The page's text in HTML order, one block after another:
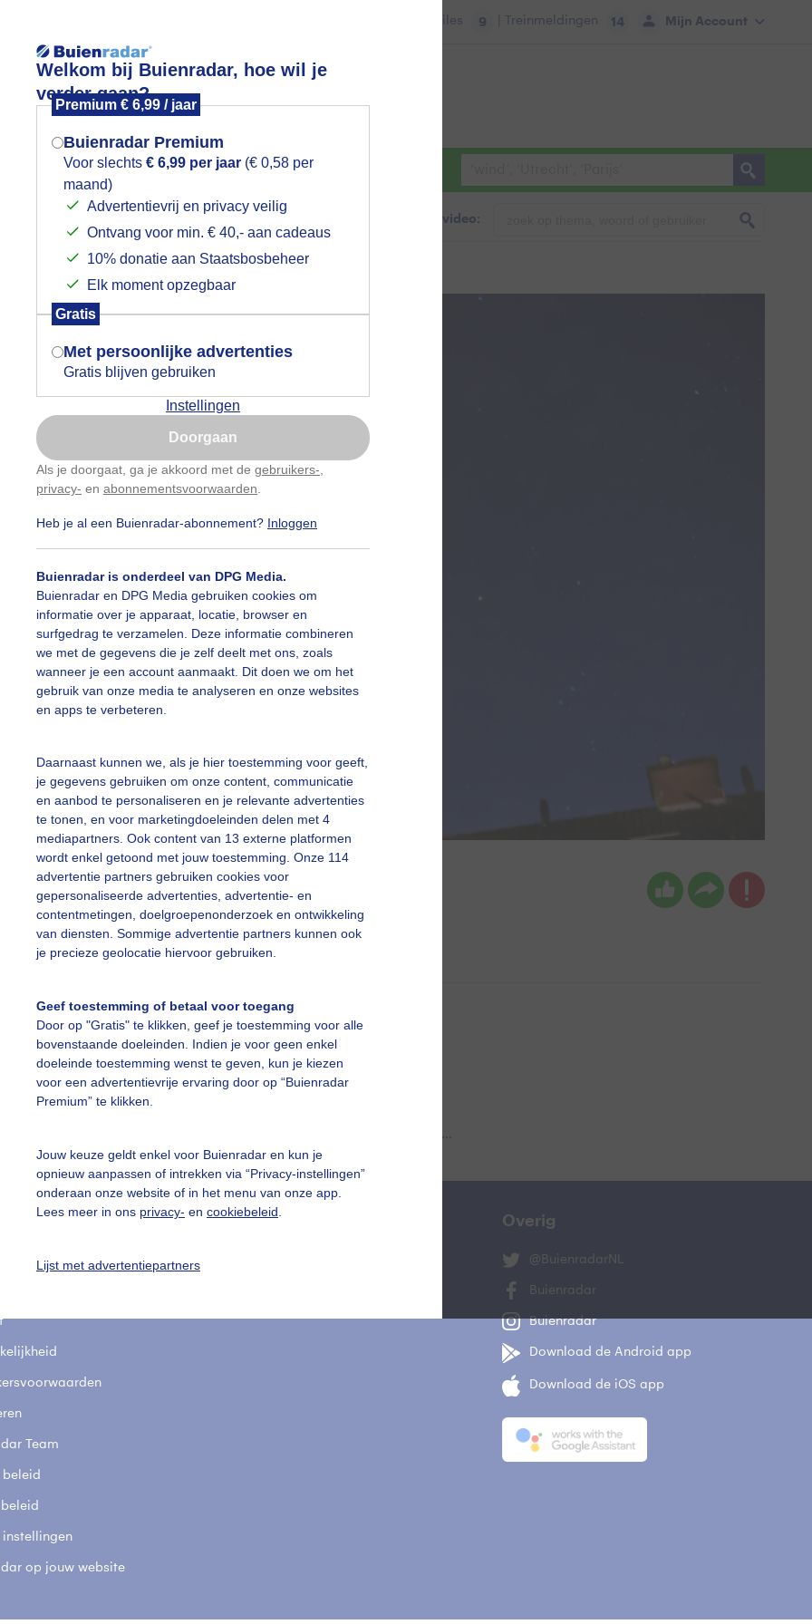
Welkom bij Buienradar, hoe wil je
verder gaan?
Premium € 6,99 / jaar
Buienradar Premium
Voor slechts € 6,99 per jaar (€ 0,58 per
maand)
Advertentievrij en privacy veilig
Ontvang voor min. € 40,- aan cadeaus
10% donatie aan Staatsbosbeheer
Elk moment opzegbaar
Gratis
Met persoonlijke advertenties
Gratis blijven gebruiken
Instellingen
Doorgaan
Als je doorgaat, ga je akkoord met de gebruikers-
privacy- en abonnementsvoorwaarden
Heb je al een Buienradar-abonnement? Inloggen
Buienradar is onderdeel van DPG Media.
Buienradar en DPG Media gebruiken cookies om
informatie over je apparaat, locatie, browser en
surfgedrag te verzamelen. Deze informatie combineren
we met de gegevens die je zelf deelt met ons, zoals
wanneer je een account aanmaakt. Dit doen we om het
gebruik van onze media te analyseren en onze websites
en apps te verbeteren.
Daarnaast kunnen we, als je hier toestemming voor geeft,
je gegevens gebruiken om onze content, communicatie
en aanbod te personaliseren en je relevante advertenties
te tonen, en voor marketingdoeleinden delen met 4
mediapartners. Ook content van 13 externe platformen
wordt enkel getoond met jouw toestemming. Onze 114
advertentie partners gebruiken cookies voor
gepersonaliseerde advertenties, advertentie- en
contentmetingen, doelgroepenonderzoek en ontwikkeling
van diensten. Sommige advertentie partners kunnen ook
je precieze geolocatie hiervoor gebruiken.
Geef toestemming of betaal voor toegang
Door op "Gratis" te klikken, geef je toestemming voor alle
bovenstaande doeleinden. Indien je voor geen enkel
doeleinde toestemming wenst te geven, kun je kiezen
voor een advertentievrije ervaring door op “Buienradar
Premium” te klikken.
Jouw keuze geldt enkel voor Buienradar en kun je
opnieuw aanpassen of intrekken via “Privacy-instellingen”
onderaan onze website of in het menu van onze app.
Lees meer in ons privacy- en cookiebeleid
Lijst met advertentiepartners
Mijn Account
Files 9 | Treinmeldingen 14
Foto en video Weerzine
Zoeken in foto & video:
Johan Klos Gemaakt: 17-01-2026, 102x bekeken
slideshow
vragen
Team
beleid
instellingen
op jouw website
Mijn weer Overig
@BuienradarNL
Buienradar
Buienradar
Download de Android app
Download de iOS app
Mogen we je locatie gebruiken voor
het weer?
Indien je hier nog geen akkoord op hebt
gegeven, verschijnt er zo een pop-up uit
je browser waarin deze toestemming
gevraagd wordt.
Is goed, toon de popup
Nu niet, misschien later
Gebruik je Safari en wil je niet elke dag deze pop-up
Klikhierom dit aan te passen